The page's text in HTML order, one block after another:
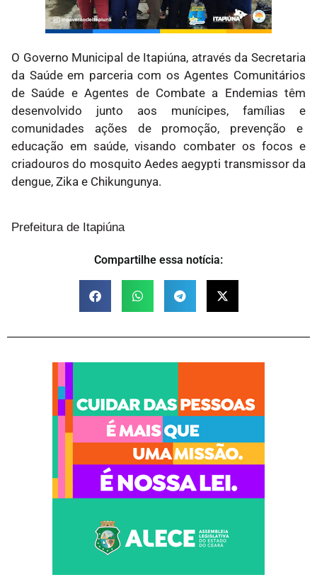
O Governo Municipal de Itapiúna, através da Secretaria
da Saúde em parceria com os Agentes Comunitários
de Saúde e Agentes de Combate a Endemias têm
desenvolvido junto aos munícipes, famílias e
comunidades ações de promoção, prevenção e
educação em saúde, visando combater os focos e
criadouros do mosquito Aedes aegypti transmissor da
dengue, Zika e Chikungunya.
Prefeitura de Itapiúna
Compartilhe essa notícia: